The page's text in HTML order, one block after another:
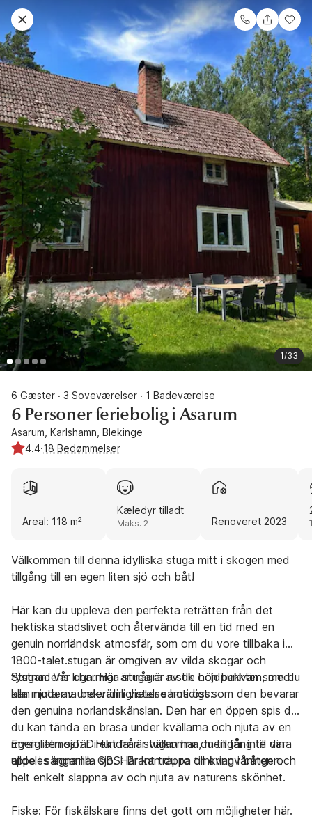
1/33
6 Gæster · 3 Soveværelser · 1 Badeværelse
6 Personer feriebolig i Asarum
Asarum, Karlshamn, Blekinge
4.4·18 Bedømmelser
Areal: 118 m²
Kæledyr tilladt
Maks. 2 Renoveret 2023
Välkommen till denna idylliska stuga mitt i skogen med
tillgång till en egen liten sjö och båt!
Här kan du uppleva den perfekta reträtten från det
hektiska stadslivet och återvända till en tid med en
genuin norrländsk atmosfär, som om du vore tillbaka i
1800-talet.stugan är omgiven av vilda skogar och
tystnadens lugn. Här är några av de höjdpunkter som du
kan njuta av under din vistelse hos oss:
Stugan: Vår charmiga stuga är rustik och bekväm, med
alla moderna bekvämligheter samtidigt som den bevarar
den genuina norlandskänslan. Den har en öppen spis där
du kan tända en brasa under kvällarna och njuta av en
mysig atmosfär. Hundar är välkomna, men får inte vara
uppe i sängarna. OBS: Brant trappa till ovanvåningen.
Egen liten sjö: Direkt från stugan har du tillgång till din
alldeles egna lilla sjö. Här kan du ro omkring i båten och
helt enkelt slappna av och njuta av naturens skönhet.
Fiske: För fiskälskare finns det gott om möjligheter här.